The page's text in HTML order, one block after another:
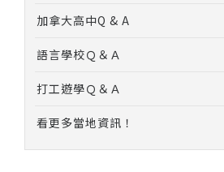
加拿大高中Q & A
語言學校Ｑ＆Ａ
打工遊學Ｑ＆Ａ
看更多當地資訊！